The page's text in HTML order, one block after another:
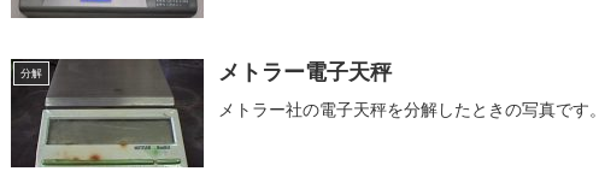
分解 メトラー電子天秤
メトラー社の電子天秤を分解したときの写真です。